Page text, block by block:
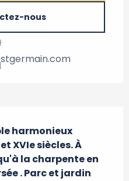
nous
harmonieux
XVIe siècles. À
la charpente en
. Parc et jardin